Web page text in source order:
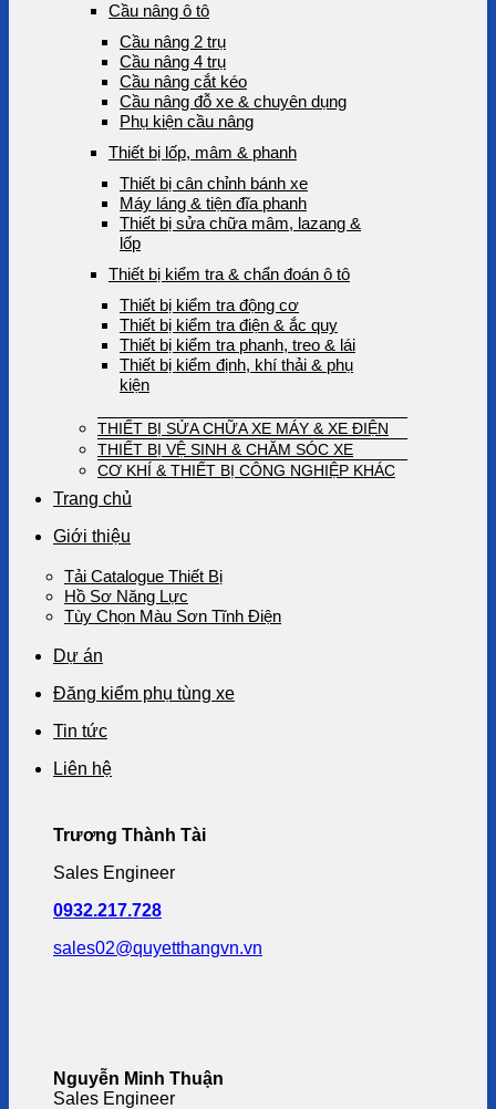
Cầu nâng ô tô
Cầu nâng 2 trụ
Cầu nâng 4 trụ
Cầu nâng cắt kéo
Cầu nâng đỗ xe & chuyên dụng
Phụ kiện cầu nâng
Thiết bị lốp, mâm & phanh
Thiết bị cân chỉnh bánh xe
Máy láng & tiện đĩa phanh
Thiết bị sửa chữa mâm, lazang &
lốp
Thiết bị kiểm tra & chẩn đoán ô tô
Thiết bị kiểm tra động cơ
Thiết bị kiểm tra điện & ắc quy
Thiết bị kiểm tra phanh, treo & lái
Thiết bị kiểm định, khí thải & phụ
kiện
THIẾT BỊ SỬA CHỮA XE MÁY & XE ĐIỆN
THIẾT BỊ VỆ SINH & CHĂM SÓC XE
CƠ KHÍ & THIẾT BỊ CÔNG NGHIỆP KHÁC
Trang chủ
Giới thiệu
Tải Catalogue Thiết Bị
Hồ Sơ Năng Lực
Tùy Chọn Màu Sơn Tĩnh Điện
Dự án
Đăng kiểm phụ tùng xe
Tin tức
Liên hệ
Trương Thành Tài
Sales Engineer
0932.217.728
sales02@quyetthangvn.vn
Nguyễn Minh Thuận
Sales Engineer